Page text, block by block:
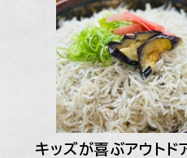
キッズが喜ぶアウトド